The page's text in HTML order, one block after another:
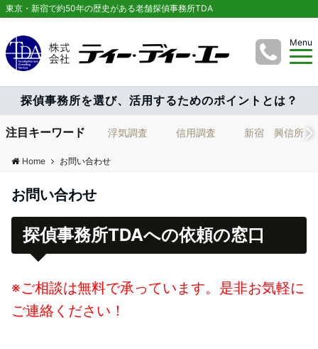
東京・新宿で約50年の歴史がある老舗探偵事務所TDA
Menu
探偵事務所を選び、活用するためのポイントとは？
注目キーワード 浮気調査 信用調査 新宿 興信所
Home お問い合わせ
お問い合わせ
探偵事務所TDAへの依頼の窓口
※ご相談は無料で承っています。是非お気軽に
ご連絡ください！